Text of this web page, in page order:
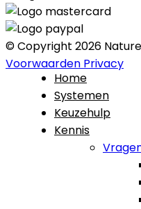
© Copyright 2026
Voorwaarden Privacy
Home
Systemen
Keuzehulp
Kennis